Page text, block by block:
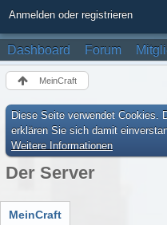
Anmelden oder registrieren
Dashboard Forum
MeinCraft
Diese Seite verwendet Cookies.
erklären Sie sich damit
Weitere Informationen
Der Server
MeinCraft